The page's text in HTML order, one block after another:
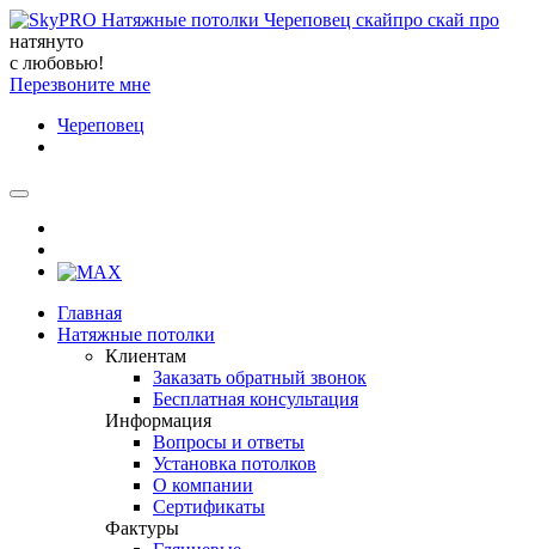
натянуто
с любовью!
Перезвоните мне
Череповец
Главная
Натяжные потолки
Клиентам
Заказать обратный звонок
Бесплатная консультация
Информация
Вопросы и ответы
Установка потолков
О компании
Сертификаты
Фактуры